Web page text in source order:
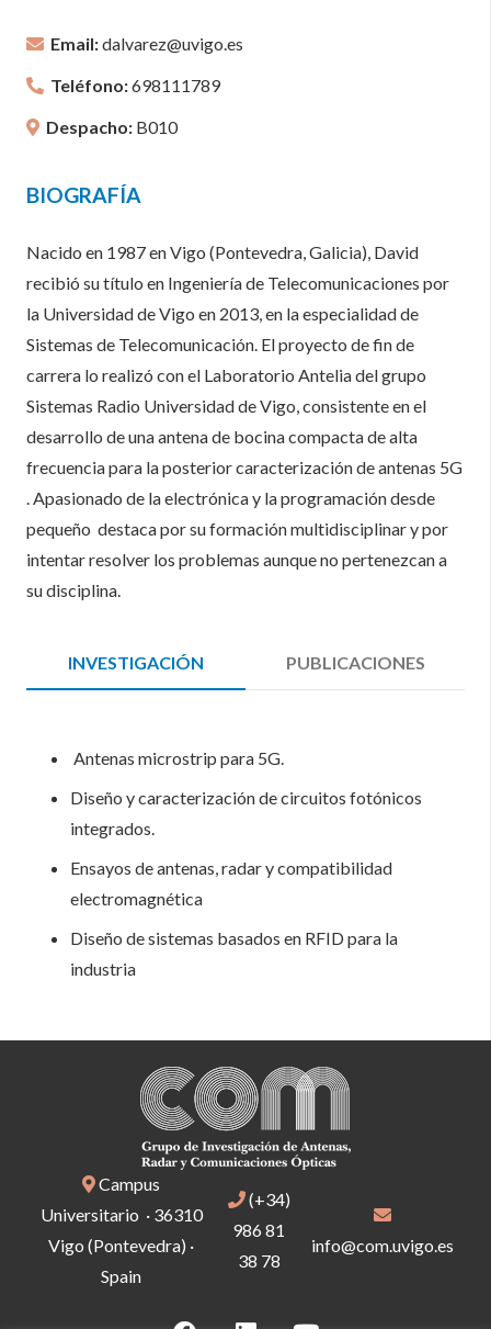
Email:dalvarez@uvigo.es
Teléfono:698111789
Despacho: B010
BIOGRAFÍA
Nacido en 1987 en Vigo (Pontevedra, Galicia), David
recibió su título en Ingeniería de Telecomunicaciones por
la Universidad de Vigo en 2013, en la especialidad de
Sistemas de Telecomunicación. El proyecto de fin de
carrera lo realizó con el Laboratorio Antelia del grupo
Sistemas Radio Universidad de Vigo, consistente en el
desarrollo de una antena de bocina compacta de alta
frecuencia para la posterior caracterización de antenas 5G
. Apasionado de la electrónica y la programación desde
pequeño destaca por su formación multidisciplinar y por
intentar resolver los problemas aunque no pertenezcan a
su disciplina.
INVESTIGACIÓN PUBLICACIONES
Antenas microstrip para 5G.
Diseño y caracterización de circuitos fotónicos
integrados.
Ensayos de antenas, radar y compatibilidad
electromagnética
Diseño de sistemas basados en RFID para la
industria
Campus
Universitario · 36310
Vigo (Pontevedra) ·
Spain
(+34)
986 81
38 78
info@com.uvigo.es